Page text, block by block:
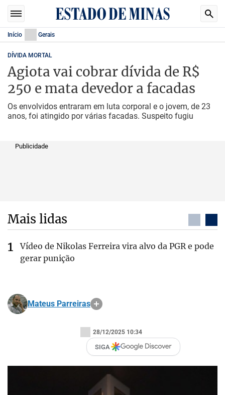
Início Gerais
DÍVIDA MORTAL
Agiota vai cobrar dívida de R$
250 e mata devedor a facadas
Os envolvidos entraram em luta corporal e o jovem, de 23
anos, foi atingido por várias facadas. Suspeito fugiu
Publicidade
Mais lidas
Vídeo de Nikolas Ferreira vira alvo da PGR e pode
gerar punição
Mateus Parreiras
28/12/2025 10:34
SIGA